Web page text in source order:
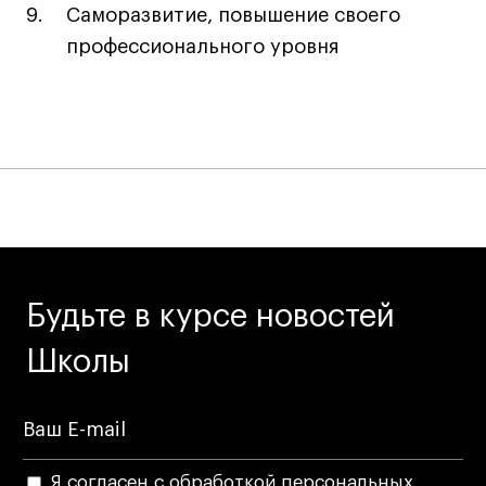
Проекты студентов
«Живые» проекты
Участие в выставках
Саморазвитие, повышение своего
профессионального уровня
Будьте в курсе новостей
Школы
Я согласен с обработкой персональных